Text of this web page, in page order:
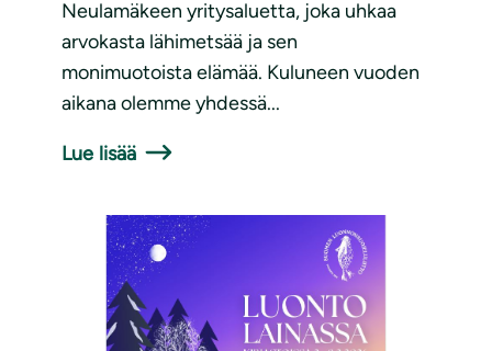
Neulamäkeen yritysaluetta, joka uhkaa
arvokasta lähimetsää ja sen
monimuotoista elämää. Kuluneen vuoden
aikana olemme yhdessä...
Lue lisää